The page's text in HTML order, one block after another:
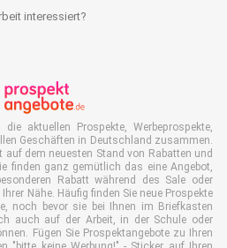
interessiert?
aktuellen Prospekte, Werbeprospekte,
Geschäften in Deutschland zusammen.
auf dem neuesten Stand von Rabatten und
finden ganz gemütlich das eine Angebot,
Rabatt während des Sale oder
Nähe. Häufig finden Sie neue Prospekte
noch bevor sie bei Ihnen im Briefkasten
auch auf der Arbeit, in der Schule oder
Fügen Sie Prospektangebote zu Ihren